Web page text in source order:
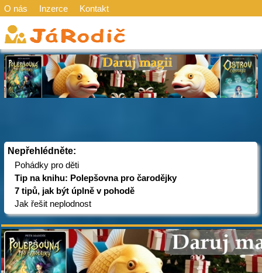
O nás Inzerce Kontakt
Nepřehlédněte:
Pohádky pro děti
Tip na knihu: Polepšovna pro čarodějky
7 tipů, jak být úplně v pohodě
Jak řešit neplodnost